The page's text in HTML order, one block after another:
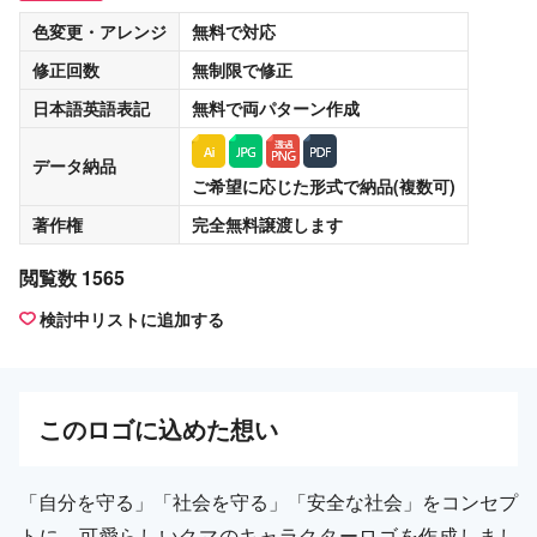
色変更・アレンジ 無料で対応
修正回数
無制限で修正
日本語英語表記
無料で両パターン作成
データ納品
ご希望に応じた形式で納品(複数可)
著作権
完全無料譲渡します
閲覧数 1565
検討中リストに追加する
このロゴに込めた想い
「自分を守る」「社会を守る」「安全な社会」をコンセプ